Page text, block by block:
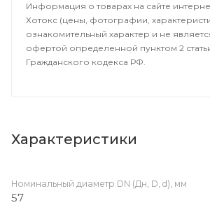
Информация о товарах на сайте
Хотокс (цены, фотографии,
ознакомительный характер и не
офертой определенной пунктом 2
Гражданского кодекса РФ.
Характеристики
Номинальный диаметр DN (Дн, D, d), мм
57